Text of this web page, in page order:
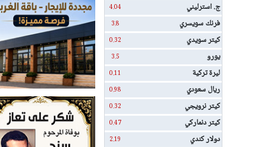
ج. استرليني 4.04
فرنك سويسري 3.8
كيتر سويدي 0.32
يورو 3.5
ليرة تركية 0.11
ريال سعودي 0.98
كيتر نرويجي 0.32
كيتر دنماركي 0.47
دولار كندي 2.19